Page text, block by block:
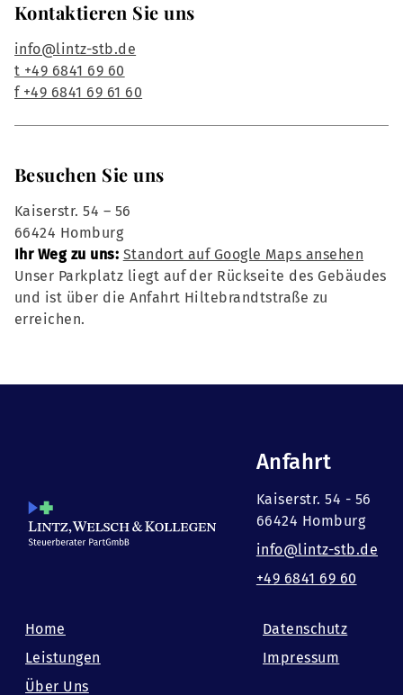
Kontaktieren Sie uns
info@lintz-stb.de
t +49 6841 69 60
f +49 6841 69 61 60
Besuchen Sie uns
Kaiserstr. 54 – 56
66424 Homburg
Ihr Weg zu uns: Standort auf Google Maps ansehen
Unser Parkplatz liegt auf der Rückseite des Gebäudes
und ist über die Anfahrt Hiltebrandtstraße zu
erreichen.
Anfahrt
Kaiserstr. 54 - 56
66424 Homburg
info@lintz-stb.de
+49 6841 69 60
Home
Leistungen
Über Uns
Datenschutz
Impressum